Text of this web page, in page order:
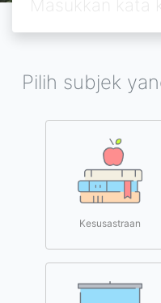
Pilih subjek
Kesusastraan